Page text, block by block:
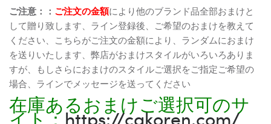
ご注意：： ご注文の金額により他のブランド品全部おまけと
して贈り致します、ライン登録後、ご希望のおまけを教えて
ください、こちらがご注文の金額により、ランダムにおまけ
を送りいたします、弊店がおまけスタイルがいろいろありま
すが、もしさらにおまけのスタイルご選択をご指定ご希望の
場合、ラインでメッセージを送ってください
在庫あるおまけご選択可のサ
イト：https://cakoren.com/